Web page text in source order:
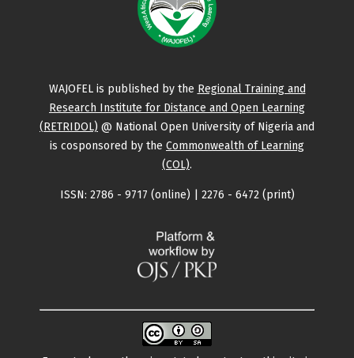
WAJOFEL is published by the Regional Training and
Research Institute for Distance and Open Learning
(RETRIDOL) @ National Open University of Nigeria and
is cosponsored by the Commonwealth of Learning
(COL).
ISSN: 2786 - 9717 (online) | 2276 - 6472 (print)